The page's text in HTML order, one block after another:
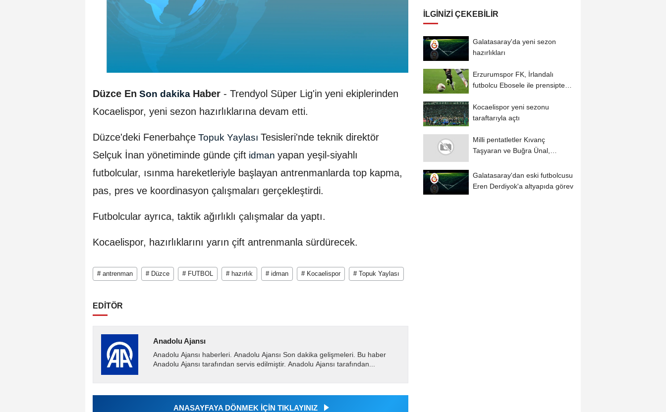
Düzce En Son dakika Haber - Trendyol Süper Lig'in yeni ekiplerinden
Kocaelispor, yeni sezon hazırlıklarına devam etti.
Düzce'deki Fenerbahçe Topuk Yaylası Tesisleri'nde teknik direktör
Selçuk İnan yönetiminde günde çift idman yapan yeşil-siyahlı
futbolcular, ısınma hareketleriyle başlayan antrenmanlarda top kapma,
pas, pres ve koordinasyon çalışmaları gerçekleştirdi.
Futbolcular ayrıca, taktik ağırlıklı çalışmalar da yaptı.
Kocaelispor, hazırlıklarını yarın çift antrenmanla sürdürecek.
# antrenman # Düzce # FUTBOL # hazırlık # idman # Kocaelispor # Topuk Yaylası
EDİTÖR
Anadolu Ajansı
Anadolu Ajansı haberleri. Anadolu Ajansı Son dakika gelişmeleri. Bu haber
Anadolu Ajansı tarafından servis edilmiştir. Anadolu Ajansı tarafından...
ANASAYFAYA DÖNMEK İÇİN TIKLAYINIZ
İLGINIZI ÇEKEBILIR
Galatasaray'da yeni sezon
hazırlıkları
Erzurumspor FK, İrlandalı
futbolcu Ebosele ile prensipte
Kocaelispor yeni sezonu
taraftarıyla açtı
Milli pentatletler Kıvanç
Taşyaran ve Buğra Ünal,
Galatasaray'dan eski futbolcusu
Eren Derdiyok'a altyapıda görev